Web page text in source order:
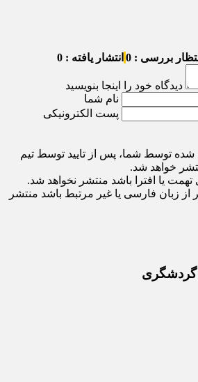
بررسی : 0 انتشار یافته : 0
دیدگاه خود را اینجا بنویسید
نام شما
پست الکترونیکی
شده توسط شما، پس از تایید توسط تیم
خواهد شد.
تهمت یا افترا باشد منتشر نخواهد شد.
از زبان فارسی یا غیر مرتبط باشد منتشر
گردشگری